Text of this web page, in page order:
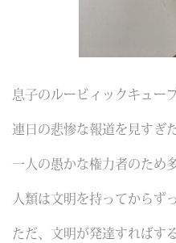
息子のルービィックキュー
連日の悲惨な報道を見すぎ
一人の愚かな権力者のため
人類は文明を持ってからず
ただ、文明が発達すればす